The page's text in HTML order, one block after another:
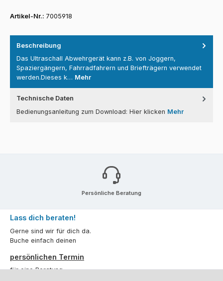
Artikel-Nr.: 7005918
Beschreibung
Das Ultraschall Abwehrgerät kann z.B. von Joggern,
Spaziergängern, Fahrradfahrern und Briefträgern verwendet
werden.Dieses k… Mehr
Technische Daten
Bedienungsanleitung zum Download: Hier klicken Mehr
Persönliche Beratung
Lass dich beraten!
Gerne sind wir für dich da.
Buche einfach deinen
persönlichen Termin
für eine Beratung.